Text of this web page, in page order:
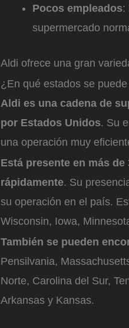
Pocos empleados:
supermercado
Aldi ofrece una gran
¿En qué estados se
Aldi es una cadena de
por Estados Unidos. Su
una operación muy
Está presente en más
rápidamente. Su
su operación en el país.
Wisconsin, Iowa,
También se pueden
Pensilvania,
Norte, Carolina del Sur,
Arkansas y Kansas.